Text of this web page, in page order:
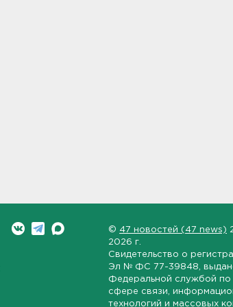
© 47 новостей (47 news)
2026 г.
Свидетельство о
Эл № ФС 77-39848 ,
Федеральной службой по
сфере связи,
технологий и массовых